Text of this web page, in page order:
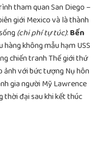
tham quan San Diego –
giới Mexico và là thành
(chi phí tự túc): Bến
hàng không mẫu hạm USS
chiến tranh Thế giới thứ
ảnh với bức tượng Nụ hôn
gia người Mỹ Lawrence
thời đại sau khi kết thúc